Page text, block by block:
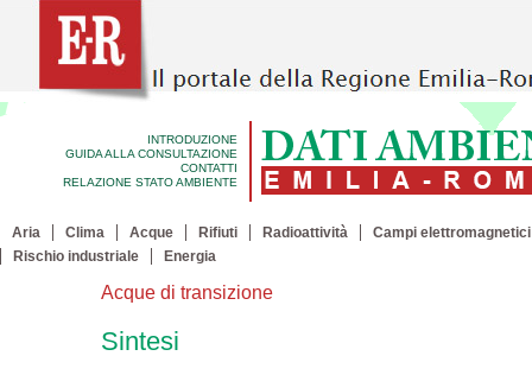
INTRODUZIONE
GUIDA ALLA CONSULTAZIONE
CONTATTI
RELAZIONE STATO AMBIENTE
Aria Clima Acque Rifiuti Radioattività
Campi elettromagnetici
Rischio industriale
Energia
Acque di transizione
Sintesi